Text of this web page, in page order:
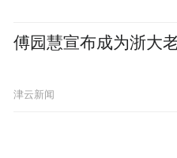
傅园慧宣布成为浙大
津云新闻